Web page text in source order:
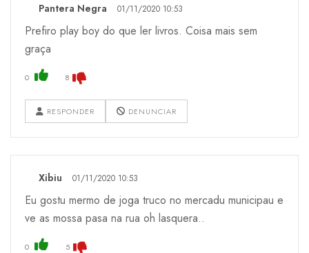
Pantera Negra 01/11/2020 10:53
Prefiro play boy do que ler livros. Coisa mais sem
graça
0 8
RESPONDER DENUNCIAR
Xibiu 01/11/2020 10:53
Eu gostu mermo de joga truco no mercadu municipau e
ve as mossa pasa na rua oh lasquera..
0 5